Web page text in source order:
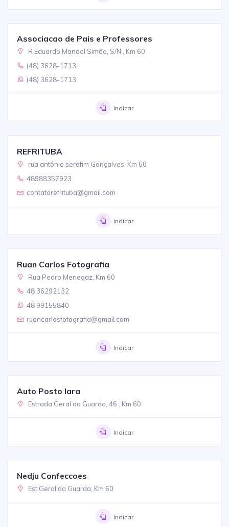
Associacao de Pais e Professores
R Eduardo Manoel Simão, S/N , Km 60
(48) 3628-1713
(48) 3628-1713
Indicar
REFRITUBA
rua antônio serafim Gonçalves, Km 60
48988357923
contatorefrituba@gmail.com
Indicar
Ruan Carlos Fotografia
Rua Pedro Menegaz, Km 60
48 36292132
48 99155840
ruancarlosfotografia@gmail.com
Indicar
Auto Posto Iara
Estrada Geral da Guarda, 46 , Km 60
Indicar
Nedju Confeccoes
Est Geral da Guarda, Km 60
Indicar